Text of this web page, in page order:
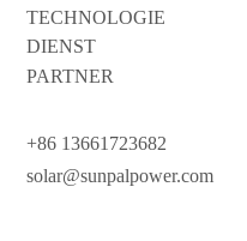
TECHNOLOGIE
DIENST
PARTNER
+86 13661723682
solar@sunpalpower.com